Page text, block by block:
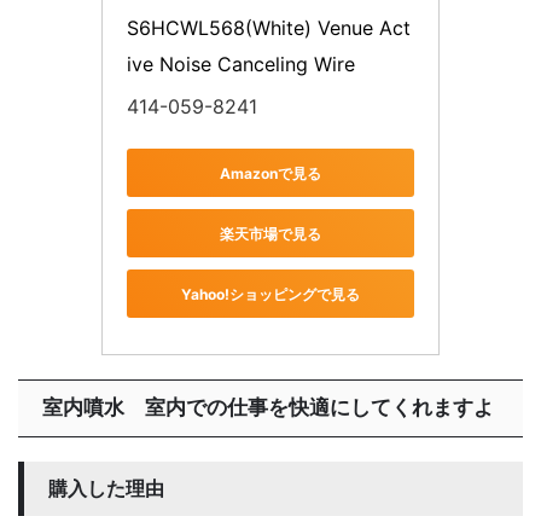
S6HCWL568(White) Venue Act
ive Noise Canceling Wire
414-059-8241
Amazonで見る
楽天市場で見る
Yahoo!ショッピングで見る
室内噴水 室内での仕事を快適にしてくれますよ
購入した理由